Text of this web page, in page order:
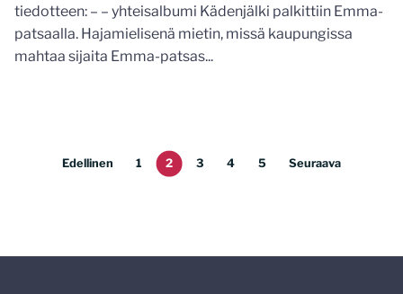
tiedotteen: – – yhteisalbumi Kädenjälki palkittiin Emma-
patsaalla. Hajamielisenä mietin, missä kaupungissa
mahtaa sijaita Emma-patsas...
Edellinen 1 2 3 4 5 Seuraava